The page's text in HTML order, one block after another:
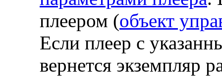
плеером (объект
Если плеер с
вернется экземпляр